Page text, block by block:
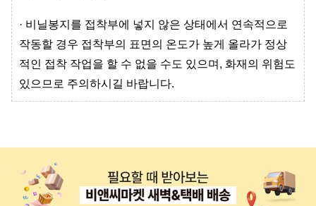
· 비닐봉지를 접착부에 넣지 않은 상태에서 연속적으로
작동할 경우 접착부의 표면의 온도가 높게 올라가 정상
적인 접착 작업을 할 수 없을 수도 있으며, 화재의 위험도
있으므로 주의하시길 바랍니다.